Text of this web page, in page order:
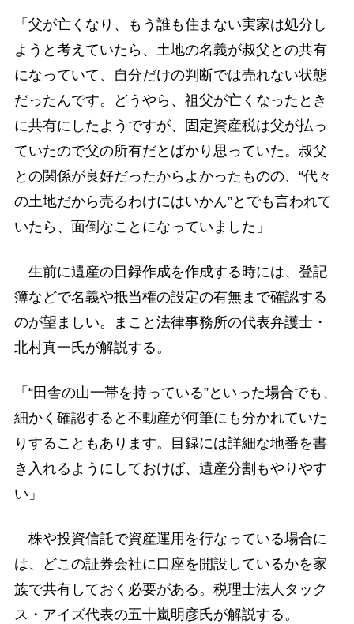
「父が亡くなり、もう誰も住まない実家は処分し
ようと考えていたら、土地の名義が叔父との共有
になっていて、自分だけの判断では売れない状態
だったんです。どうやら、祖父が亡くなったとき
に共有にしたようですが、固定資産税は父が払っ
ていたので父の所有だとばかり思っていた。叔父
との関係が良好だったからよかったものの、“代々
の土地だから売るわけにはいかん”とでも言われて
いたら、面倒なことになっていました」
生前に遺産の目録作成を作成する時には、登記
簿などで名義や抵当権の設定の有無まで確認する
のが望ましい。まこと法律事務所の代表弁護士・
北村真一氏が解説する。
「“田舎の山一帯を持っている”といった場合でも、
細かく確認すると不動産が何筆にも分かれていた
りすることもあります。目録には詳細な地番を書
き入れるようにしておけば、遺産分割もやりやす
い」
株や投資信託で資産運用を行なっている場合に
は、どこの証券会社に口座を開設しているかを家
族で共有しておく必要がある。税理士法人タック
ス・アイズ代表の五十嵐明彦氏が解説する。